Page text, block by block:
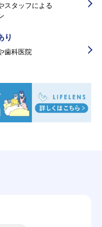
スタッフによる
り
歯科医院